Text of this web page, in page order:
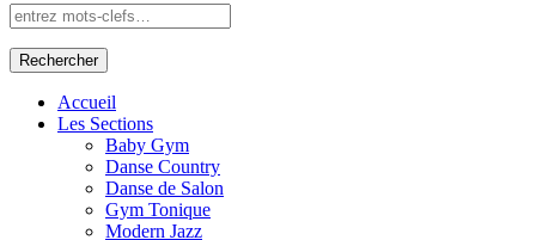
Rechercher
Accueil
Les Sections
Baby Gym
Danse Country
Danse de Salon
Gym Tonique
Modern Jazz